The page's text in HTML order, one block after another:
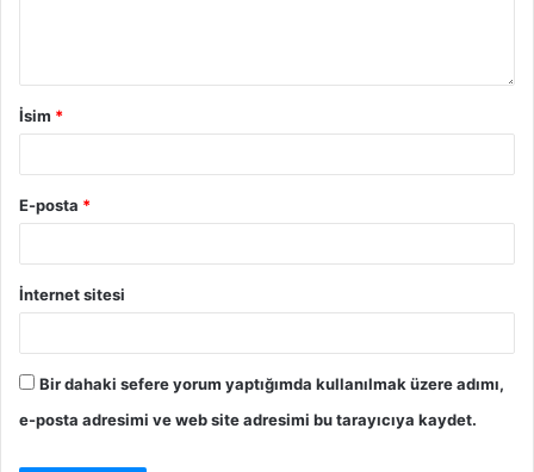
İsim *
E-posta *
İnternet sitesi
Bir dahaki sefere yorum yaptığımda kullanılmak üzere adımı,
e-posta adresimi ve web site adresimi bu tarayıcıya kaydet.